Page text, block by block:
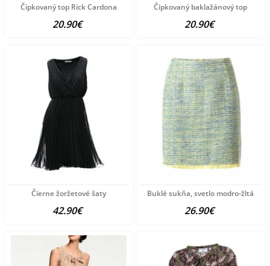
Čipkovaný top Rick Cardona
20.90€
Čipkovaný baklažánový top
20.90€
Čierne žoržetové šaty
42.90€
Buklé sukňa, svetlo modro-žltá
26.90€